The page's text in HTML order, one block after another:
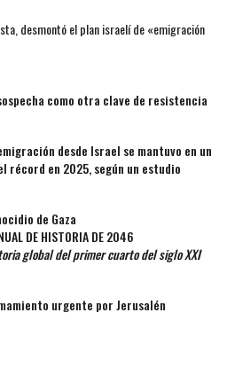
desmontó el plan israelí de «emigración
como otra clave de resistencia
desde Israel se mantuvo en un
récord en 2025, según un estudio
de Gaza
DE HISTORIA DE 2046
global del primer cuarto del siglo XXI
urgente por Jerusalén